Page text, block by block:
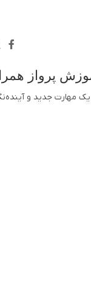
پرواز همراه
مهارت جدید و